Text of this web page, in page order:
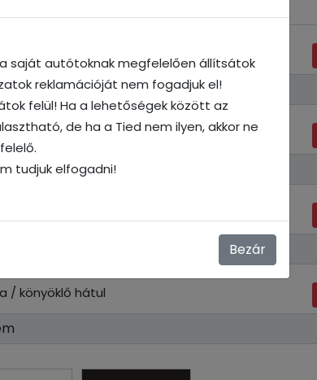
ülés ülőrész
/ könyöklő hátul
saját autótoknak megfelelően állítsátok
reklamációját nem fogadjuk el!
felül! Ha a lehetőségek között az
de ha a Tied nem ilyen, akkor ne
tudjuk elfogadni!
Bezár